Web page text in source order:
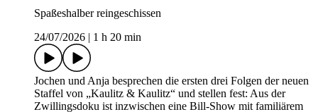
Spaßeshalber reingeschissen
24/07/2026
1 h 20 min
Jochen und Anja besprechen die ersten drei Folgen der neuen
Staffel von „Kaulitz & Kaulitz“ und stellen fest: Aus der
Zwillingsdoku ist inzwischen eine Bill-Show mit familiärem